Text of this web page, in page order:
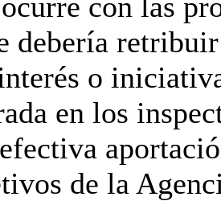
debería
o
en los
de la